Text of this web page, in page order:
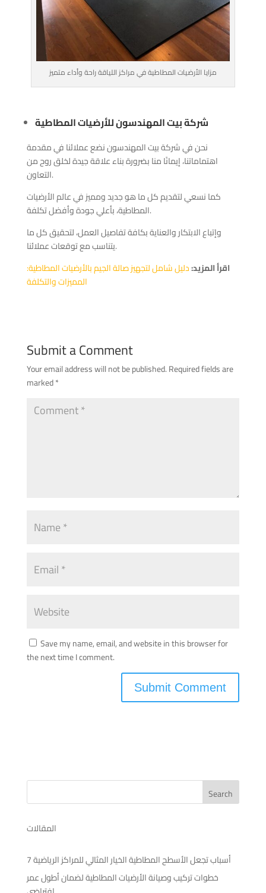
مزايا الأرضيات المطاطية في مراكز اللياقة راحة وأداء متميز
شركة بيت المهندسون للأرضيات المطاطية
نحن في شركة بيت المهندسون نضع عملائنا في مقدمة
اهتماماتنا، إيمانًا منا بضرورة بناء علاقة جيدة لخلق روح من
التعاون.
كما نسعي لتقديم كل ما هو جديد ومميز في عالم الأرضيات
المطاطية، بأعلي جودة وأفضل تكلفة.
وإتباع الابتكار والعناية بكافة تفاصيل العمل، لتحقيق كل ما
يتناسب مع توقعات عملائنا.
اقرأ المزيد:دليل شامل لتجهيز صالة الجيم بالأرضيات المطاطية:
المميزات والتكلفة
Submit a Comment
Your email address will not be published.Required fields are
marked*
Save my name, email, and website in this browser for
the next time I comment.
Search
المقالات
7 أسباب تجعل الأسطح المطاطية الخيار المثالي للمراكز الرياضية
خطوات تركيب وصيانة الأرضيات المطاطية لضمان أطول عمر